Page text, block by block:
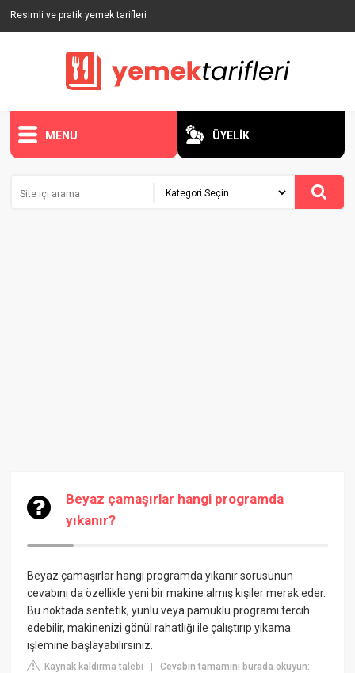
Resimli ve pratik yemek tarifleri
MENU ÜYELİK
Beyaz çamaşırlar hangi programda
yıkanır?
Beyaz çamaşırlar hangi programda yıkanır sorusunun
cevabını da özellikle yeni bir makine almış kişiler merak eder.
Bu noktada sentetik, yünlü veya pamuklu programı tercih
edebilir, makinenizi gönül rahatlığı ile çalıştırıp yıkama
işlemine başlayabilirsiniz.
Kaynak kaldırma talebi |Cevabın tamamını burada okuyun: